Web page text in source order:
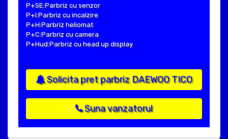
P+SE:Parbriz cu senzor
P+I:Parbriz cu incalzire
P+H:Parbriz heliomat
P+C:Parbriz cu camera
P+Hud:Parbriz cu head up display
Solicita pret parbriz DAEWOO TICO
Suna vanzatorul